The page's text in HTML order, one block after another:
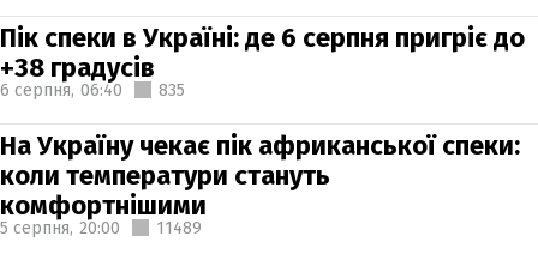
Пік спеки в Україні: де 6 серпня пригріє до
+38 градусів
6 серпня, 06:40 835
На Україну чекає пік африканської спеки:
коли температури стануть
комфортнішими
5 серпня, 20:00 11489